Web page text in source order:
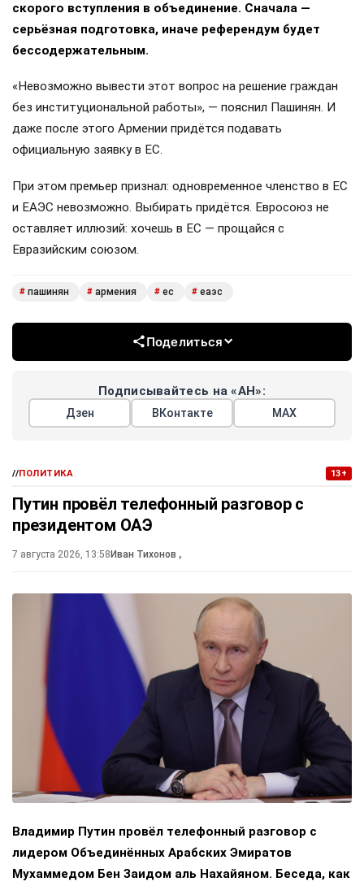
скорого вступления в объединение. Сначала —
серьёзная подготовка, иначе референдум будет
бессодержательным.
«Невозможно вывести этот вопрос на решение граждан
без институциональной работы», — пояснил Пашинян. И
даже после этого Армении придётся подавать
официальную заявку в ЕС.
При этом премьер признал: одновременное членство в ЕС
и ЕАЭС невозможно. Выбирать придётся. Евросоюз не
оставляет иллюзий: хочешь в ЕС — прощайся с
Евразийским союзом.
# пашинян # армения # ес # еаэс
Поделиться
Подписывайтесь на «АН»:
Дзен ВКонтакте МАХ
//ПОЛИТИКА 13+
Путин провёл телефонный разговор с
президентом ОАЭ
7 августа 2026, 13:58Иван Тихонов ,
Владимир Путин провёл телефонный разговор с
лидером Объединённых Арабских Эмиратов
Мухаммедом Бен Заидом аль Нахайяном. Беседа, как